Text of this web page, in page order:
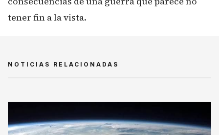
tener fin a la vista.
NOTICIAS RELACIONADAS